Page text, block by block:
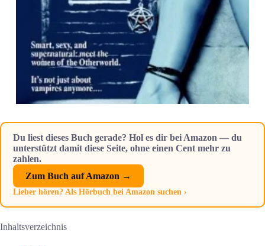
Du liest dieses Buch gerade? Hol es dir bei Amazon — du
unterstützt damit diese Seite, ohne einen Cent mehr zu
zahlen.
Zum Buch auf Amazon →
Lieber hören? Als Hörbuch bei Amazon suchen ›
Inhaltsverzeichnis